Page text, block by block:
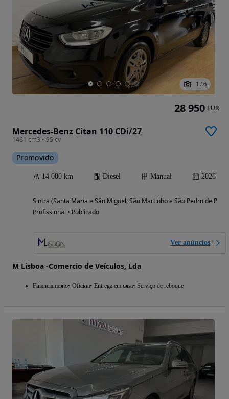
1 / 6
Mercedes-Benz Citan 110 CDi/27
1461 cm3 • 95 cv
Promovido
14 000 km Diesel Manual 2026
Sintra (Santa Maria e São Miguel, São Martinho e São Pedro de
Profissional • Publicado
Ver anúncios
M Lisboa -Comercio de Veículos, Lda
Financiamento Oficina Entrega em casa Serviço de reboque
28 950 EUR